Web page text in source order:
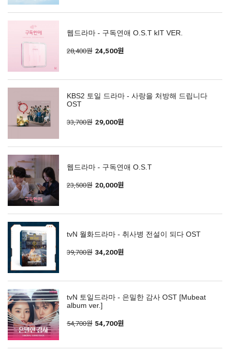
웹드라마 - 구독연애 O.S.T kIT VER.
28,400원 24,500원
KBS2 토일 드라마 - 사랑을 처방해 드립니다
OST
33,700원 29,000원
웹드라마 - 구독연애 O.S.T
23,500원 20,000원
tvN 월화드라마 - 취사병 전설이 되다 OST
39,700원 34,200원
tvN 토일드라마 - 은밀한 감사 OST [Mubeat
album ver.]
54,700원 54,700원